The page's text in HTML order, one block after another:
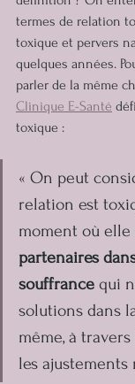
termes de relation
toxique et pervers
quelques années.
parler de la même
Clinique E-Santé
toxique :
« On peut
relation est
moment où elle
partenaires
souffrance qui
solutions dans
même, à
les ajustements